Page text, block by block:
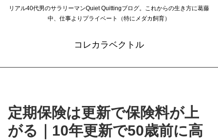
リアル40代男のサラリーマンQuiet Quittingブログ。これからの生き方に葛藤
中、仕事よりプライベート（特にメダカ飼育）
コレカラベクトル
定期保険は更新で保険料が上
がる｜10年更新で50歳前に高